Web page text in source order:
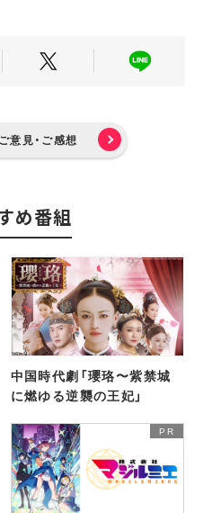
意見・ご感想
め番組
中国時代劇「瓔珞〜紫禁城
に燃ゆる逆襲の王妃」